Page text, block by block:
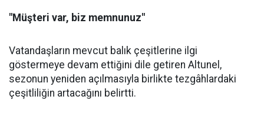
"Müşteri var, biz memnunuz"
Vatandaşların mevcut balık çeşitlerine ilgi
göstermeye devam ettiğini dile getiren Altunel,
sezonun yeniden açılmasıyla birlikte tezgâhlardaki
çeşitliliğin artacağını belirtti.